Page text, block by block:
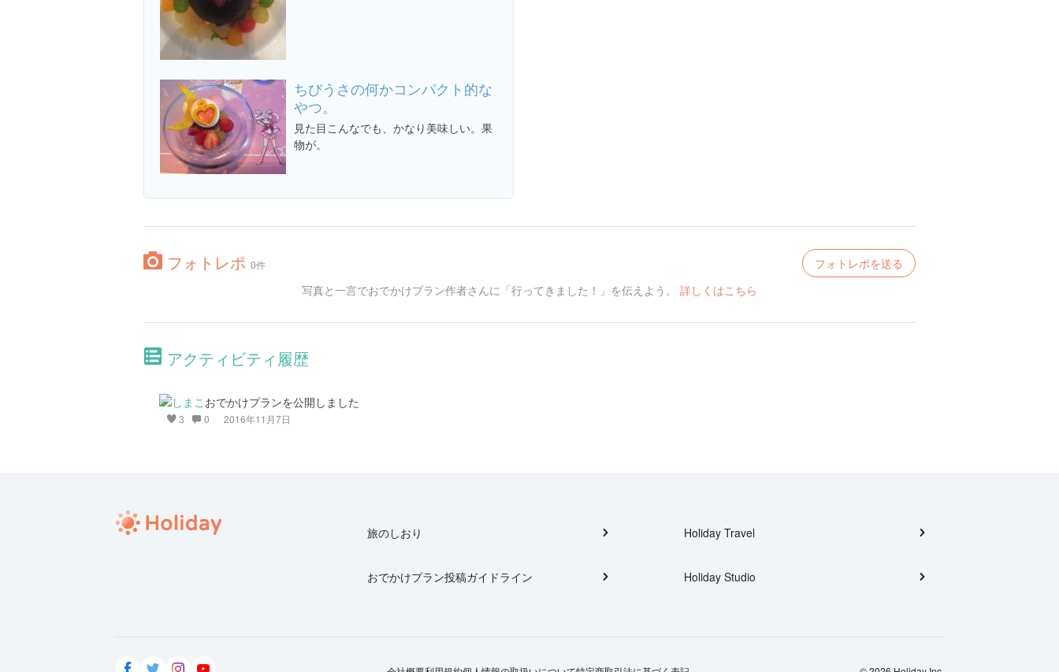
ちびうさの何かコンパクト的な
やつ。
見た目こんなでも、かなり美味しい。果
物が。
フォトレポ 0件
フォトレポを送る
写真と一言でおでかけプラン作者さんに「行ってきました！」を伝えよう。 詳しくはこちら
アクティビティ履歴
おでかけプランを公開しました
3 0 2016年11月7日
旅のしおり
おでかけプラン投稿ガイドライン
Holiday Travel
Holiday Studio